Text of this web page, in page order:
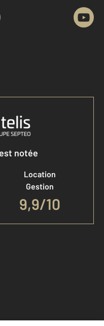
compte
notée
Location
Gestion
9,9/10